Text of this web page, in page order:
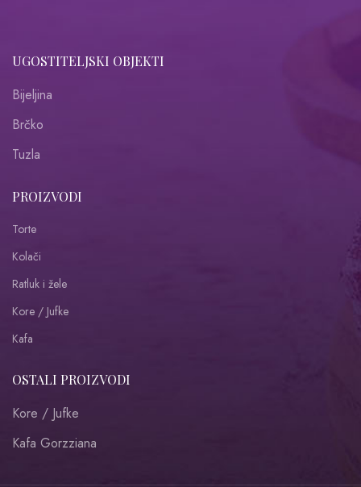
UGOSTITELJSKI OBJEKTI
Bijeljina
Brčko
Tuzla
PROIZVODI
Torte
Kolači
Ratluk i žele
Kore / Jufke
Kafa
OSTALI PROIZVODI
Kore / Jufke
Kafa Gorzziana